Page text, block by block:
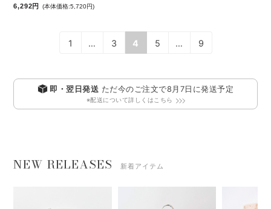
6,292円 (本体価格:5,720円)
1 … 3 4 5 … 9
即・翌日発送 ただ今のご注文で8月7日 に発送予定
※配送について詳しくはこちら
NEW RELEASES 新着アイテム